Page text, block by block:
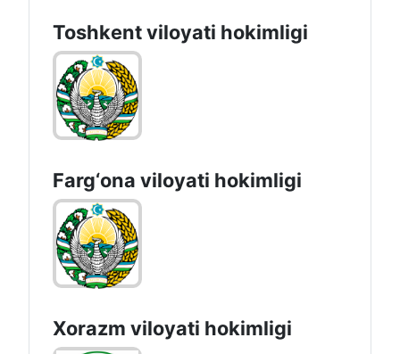
Toshkent vilоyati hоkimligi
Farg‘оnа vilоyati hоkimligi
Xorazm vilоyati hоkimligi